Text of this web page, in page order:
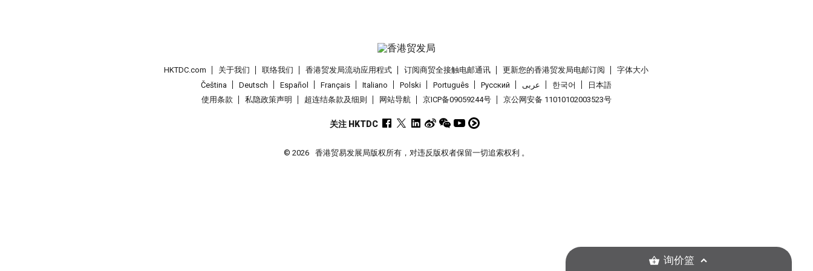
HKTDC.com 关于我们 联络我们 香港贸发局流动应用程式 订阅商贸全接触电邮通讯 更新您的香港贸发局电邮订阅
字体大小
Čeština
Deutsch Español Français Italiano Polski Português Pусский عربى 한국어
日本語
使用条款
私隐政策声明 超连结条款及细则 网站导航 京ICP备09059244号 京公网安备 11010102003523号
关注 HKTDC
© 2026 香港贸易发展局版权所有，对违反版权者保留一切追索权利 。
询价篮